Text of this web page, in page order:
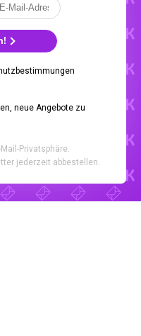
neue Angebote zu
Privatsphäre.
jederzeit abbestellen.